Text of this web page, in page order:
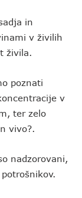
in
v živilih
živila.
poznati
v
ter zelo
vivo?.
nadzorovani,